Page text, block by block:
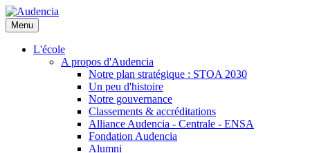
Aller
au
contenu
principal
Menu
L'école
A propos d'Audencia
Notre plan stratégique : STOA 2030
Un peu d'histoire
Notre gouvernance
Classements & accréditations
Alliance Audencia - Centrale - ENSA
Fondation Audencia
Alumni